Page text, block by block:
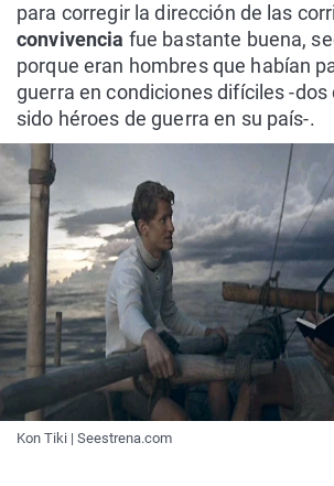
para corregir la dirección de las
convivencia fue bastante buena,
porque eran hombres que habían
guerra en condiciones difíciles -dos
sido héroes de guerra en su país-.
Kon Tiki | Seestrena.com